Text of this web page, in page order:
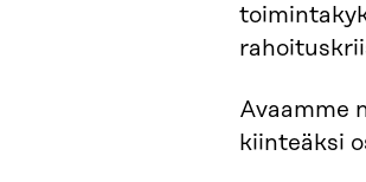
Avaamme
kiinteäksi